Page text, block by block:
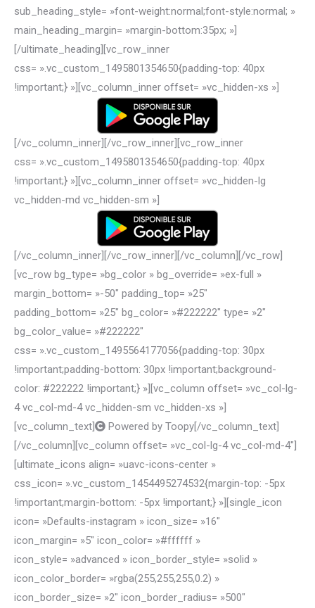
sub_heading_style= »font-weight:normal;font-style:normal; »
main_heading_margin= »margin-bottom:35px; »]
[/ultimate_heading][vc_row_inner
css= ».vc_custom_1495801354650{padding-top: 40px
!important;} »][vc_column_inner offset= »vc_hidden-xs »]
[/vc_column_inner][/vc_row_inner][vc_row_inner
css= ».vc_custom_1495801354650{padding-top: 40px
!important;} »][vc_column_inner offset= »vc_hidden-lg
vc_hidden-md vc_hidden-sm »]
[/vc_column_inner][/vc_row_inner][/vc_column][/vc_row]
[vc_row bg_type= »bg_color » bg_override= »ex-full »
margin_bottom= »-50″ padding_top= »25″
padding_bottom= »25″ bg_color= »#222222″ type= »2″
bg_color_value= »#222222″
css= ».vc_custom_1495564177056{padding-top: 30px
!important;padding-bottom: 30px !important;background-
color: #222222 !important;} »][vc_column offset= »vc_col-lg-
4 vc_col-md-4 vc_hidden-sm vc_hidden-xs »]
[vc_column_text]
Powered by Toopy[/vc_column_text]
[/vc_column][vc_column offset= »vc_col-lg-4 vc_col-md-4″]
[ultimate_icons align= »uavc-icons-center »
css_icon= ».vc_custom_1454495274532{margin-top: -5px
!important;margin-bottom: -5px !important;} »][single_icon
icon= »Defaults-instagram » icon_size= »16″
icon_margin= »5″ icon_color= »#ffffff »
icon_style= »advanced » icon_border_style= »solid »
icon_color_border= »rgba(255,255,255,0.2) »
icon_border_size= »2″ icon_border_radius= »500″